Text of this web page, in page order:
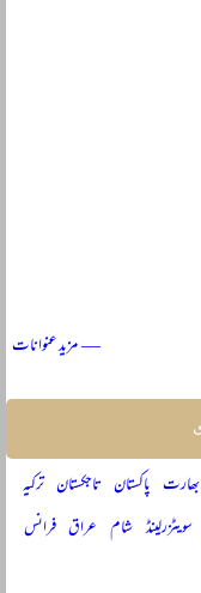
— مزید عنوانات
بھارت پاکستان تاجکستان ترکیہ
سویٹزرلینڈ شام عراق فرانس